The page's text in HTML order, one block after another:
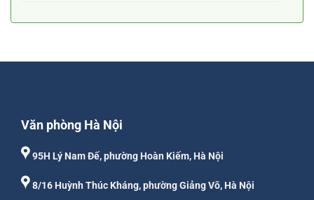
Văn phòng Hà Nội
95H Lý Nam Đế, phường Hoàn Kiếm, Hà Nội
8/16 Huỳnh Thúc Kháng, phường Giảng Võ, Hà Nội